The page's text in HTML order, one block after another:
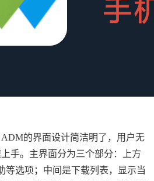
的界面设计简洁明了，用户无
手。主界面分为三个部分：上方
等选项；中间是下载列表，显示当